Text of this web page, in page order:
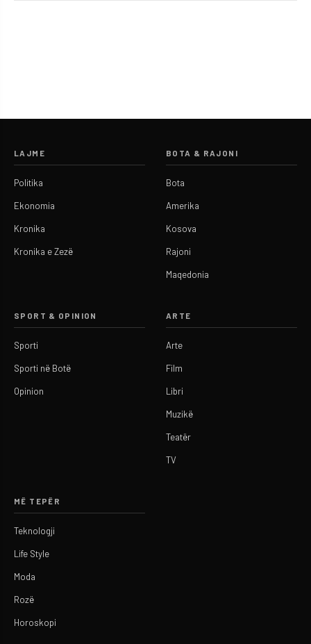
LAJME
Politika
Ekonomia
Kronika
Kronika e Zezë
BOTA & RAJONI
Bota
Amerika
Kosova
Rajoni
Maqedonia
SPORT & OPINION
Sporti
Sporti në Botë
Opinion
ARTE
Arte
Film
Libri
Muzikë
Teatër
TV
MË TEPËR
Teknologji
Life Style
Moda
Rozë
Horoskopi